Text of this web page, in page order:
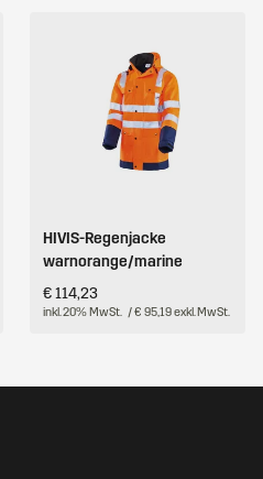
HIVIS-Regenjacke
warnorange/marine
€ 114,23
inkl. 20% MwSt. / € 95,19 exkl. MwSt.